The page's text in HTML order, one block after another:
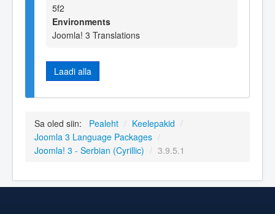
5f2
Environments
Joomla! 3 Translations
Laadi alla
Sa oled siin: Pealeht / Keelepakid /
Joomla 3 Language Packages /
Joomla! 3 - Serbian (Cyrillic) / 3.9.5.1